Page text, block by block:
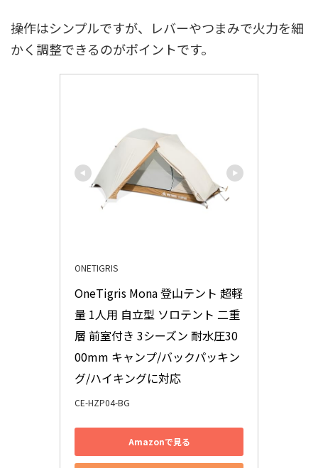
操作はシンプルですが、レバーやつまみで火力を細
かく調整できるのがポイントです。
ONETIGRIS
OneTigris Mona 登山テント 超軽
量 1人用 自立型 ソロテント 二重
層 前室付き 3シーズン 耐水圧30
00mm キャンプ/バックパッキン
グ/ハイキングに対応
CE-HZP04-BG
Amazonで見る